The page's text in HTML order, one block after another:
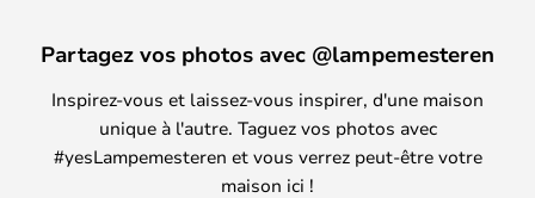
Partagez vos photos avec @lampemesteren
Inspirez-vous et laissez-vous inspirer, d'une maison
unique à l'autre. Taguez vos photos avec
#yesLampemesteren et vous verrez peut-être votre
maison ici !